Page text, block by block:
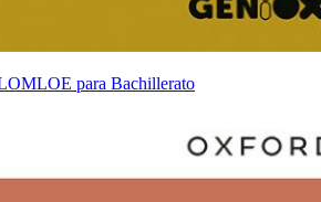
para Bachillerato